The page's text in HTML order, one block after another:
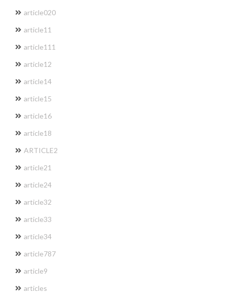
article020
article11
article111
article12
article14
article15
article16
article18
ARTICLE2
article21
article24
article32
article33
article34
article787
article9
articles